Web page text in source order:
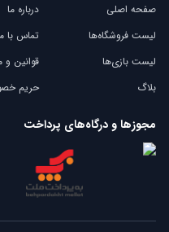
صفحه اصلی
لیست فروشگاه‌ها
لیست بازی‌ها
بلاگ
درباره ما
تماس با
قوانین و
حریم
مجوزها و درگاه‌های پرداخت